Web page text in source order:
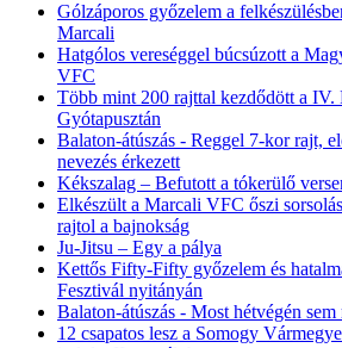
Gólzáporos győzelem a
Marcali
Hatgólos vereséggel búcsúzott a
VFC
Több mint 200 rajttal kezdődött a IV.
Gyótapusztán
Balaton-átúszás - Reggel 7-kor rajt,
nevezés érkezett
Kékszalag – Befutott a tókerülő
Elkészült a Marcali VFC őszi
rajtol a bajnokság
Ju-Jitsu – Egy a pálya
Kettős Fifty-Fifty győzelem és
Fesztivál nyitányán
Balaton-átúszás - Most hétvégén
12 csapatos lesz a Somogy